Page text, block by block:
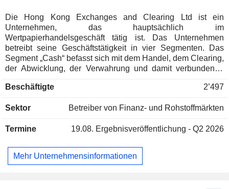
Die Hong Kong Exchanges and Clearing Ltd ist ein
Unternehmen, das hauptsächlich im
Wertpapierhandelsgeschäft tätig ist. Das Unternehmen
betreibt seine Geschäftstätigkeit in vier Segmenten. Das
Segment „Cash“ befasst sich mit dem Handel, dem Clearing,
der Abwicklung, der Verwahrung und damit verbundenen
and Financial Derivatives“ befasst sich mit dem Handel,
verbundenen Dienstleistungen für Aktien und
mit dem Handel, dem Clearing, der Abwicklung und damit
Rohstoff-Futures sowie Optionskontrakte. Das Segment
„Data and Connectivity“ bietet den Verkauf von Marktdaten,
Beschäftigte 2’497
Sektor Betreiber von Finanz- und Rohstoffmärkten
Termine 19.08. Ergebnisveröffentlichung - Q2 2026
Mehr Unternehmensinformationen